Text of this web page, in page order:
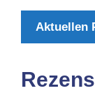
Aktuellen